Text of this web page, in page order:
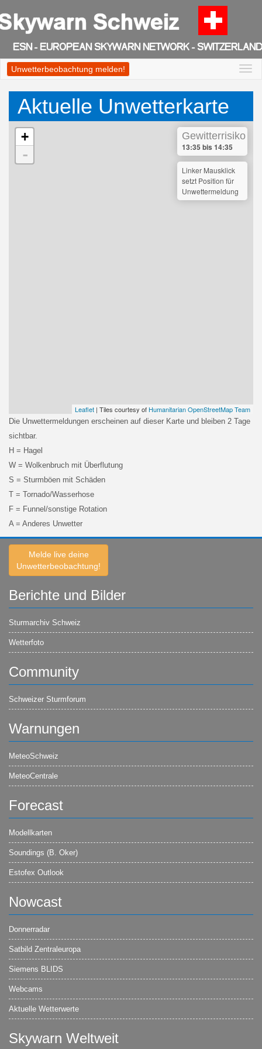
Unwetterbeobachtung melden!
Aktuelle Unwetterkarte
+
-
Gewitterrisiko
13:35 bis 14:35
Linker Mausklick
setzt Position für
Unwettermeldung
Leaflet | Tiles courtesy of Humanitarian OpenStreetMap Team
Die Unwettermeldungen erscheinen auf dieser Karte und bleiben 2 Tage
sichtbar.
H = Hagel
W = Wolkenbruch mit Überflutung
S = Sturmböen mit Schäden
T = Tornado/Wasserhose
F = Funnel/sonstige Rotation
A = Anderes Unwetter
Melde live deine
Unwetterbeobachtung!
Berichte und Bilder
Sturmarchiv Schweiz
Wetterfoto
Community
Schweizer Sturmforum
Warnungen
MeteoSchweiz
MeteoCentrale
Forecast
Modellkarten
Soundings (B. Oker)
Estofex Outlook
Nowcast
Donnerradar
Satbild Zentraleuropa
Siemens BLIDS
Webcams
Aktuelle Wetterwerte
Skywarn Weltweit